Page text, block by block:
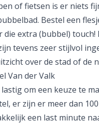
of fietsen is er niets
Bestel een
die extra (bubbel) touch!
tevens zeer stijlvol
over de stad of de
Van der Valk
om een keuze te
er zijn er meer dan
een last minute